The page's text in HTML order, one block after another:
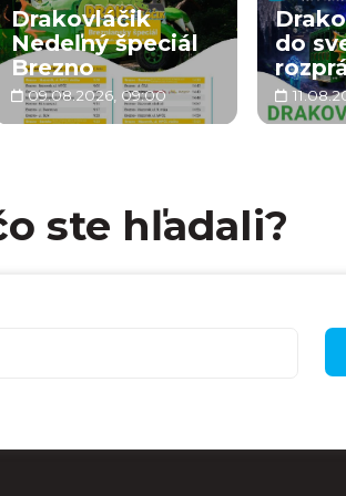
Drakovláčik
Nedeľný špeciál
Brezno
09.08.2026, 09:00
do
ste hľadali?